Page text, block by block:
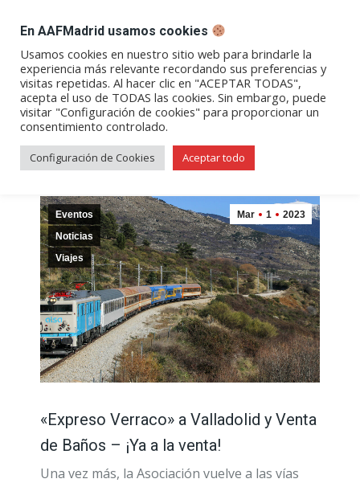
Abrir
enlace
en
una
ventana/pestaña
Abrir
enlace
en
una
ventana/pestaña
Abrir
enlace
en
una
ventana/pestaña
Abrir
enlace
en
una
Abrir
enlace
en
una
Categoría:Viajes
Mar 1 2023
Eventos
Noticias
Viajes
«Expreso Verraco» a Valladolid y Venta
de Baños – ¡Ya a la venta!
Una vez más, la Asociación vuelve a las vías
En AAFMadrid usamos cookies
Usamos cookies en nuestro sitio web para brindarle la
experiencia más relevante recordando sus preferencias y
visitas repetidas. Al hacer clic en "ACEPTAR TODAS",
acepta el uso de TODAS las cookies. Sin embargo, puede
visitar "Configuración de cookies" para proporcionar un
consentimiento controlado.
Configuración de Cookies Aceptar todo